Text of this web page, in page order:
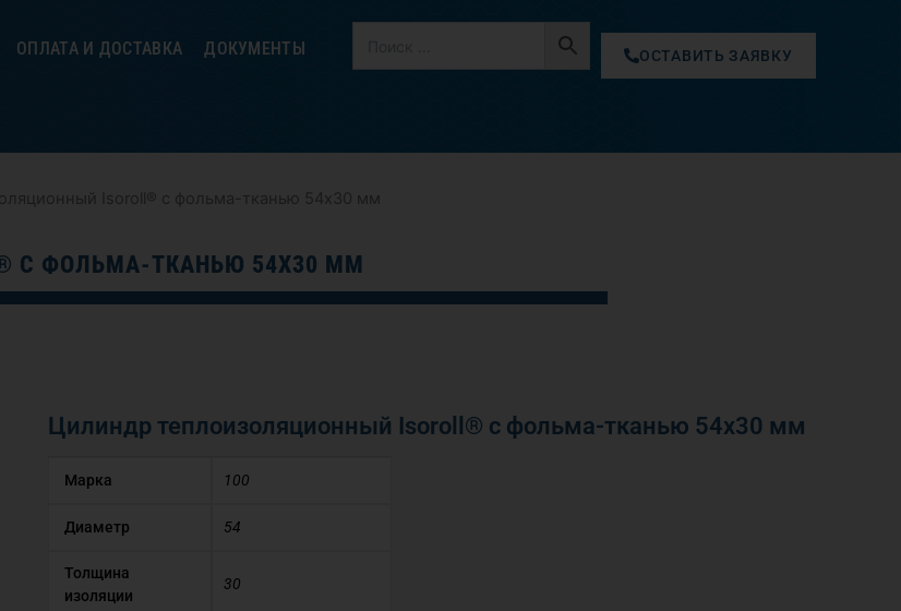
ОПЛАТА И ДОСТАВКА ДОКУМЕНТЫ ОСТАВИТЬ ЗАЯВКУ
Isoroll® с фольма-тканью 54х30 мм
С ФОЛЬМА-ТКАНЬЮ 54Х30 ММ
Цилиндр теплоизоляционный Isoroll® с фольма-тканью 54х30 мм
Марка 100
Диаметр 54
Толщина
изоляции
30